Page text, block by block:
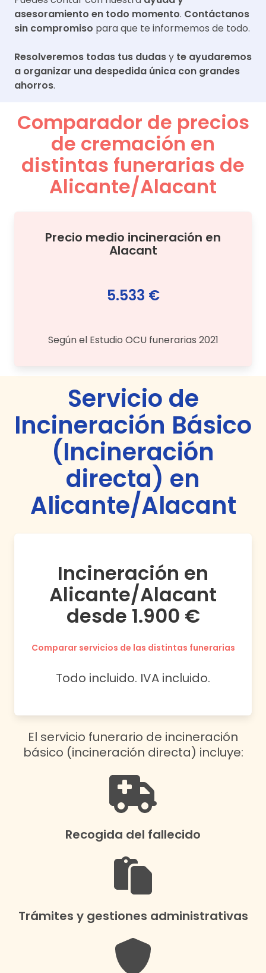
asesoramiento en todo momento. Contáctanos
sin compromiso para que te informemos de todo.
Resolveremos todas tus dudasy te ayudaremos
a organizar una despedida única con grandes
ahorros.
Comparador de precios
de cremación en
distintas funerarias de
Alicante/Alacant
Precio medio incineración en
Alacant
5.533 €
Según el Estudio OCU funerarias 2021
Servicio de
Incineración Básico
(Incineración
directa) en
Alicante/Alacant
Incineración en
Alicante/Alacant
desde 1.900 €
Comparar servicios de las distintas funerarias
Todo incluido. IVA incluido.
El servicio funerario de incineración
básico (incineración directa) incluye:
Recogida del fallecido
Trámites y gestiones administrativas